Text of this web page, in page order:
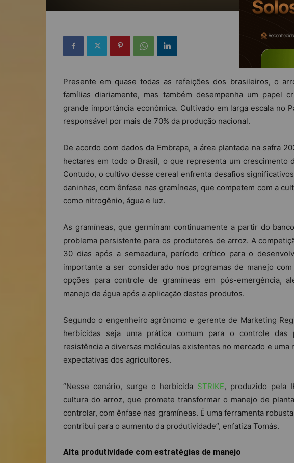
Presente em quase todas as refeições dos brasileiros, o
famílias diariamente, mas também desempenha um papel
grande importância econômica. Cultivado em larga escala no
responsável por mais de 70% da produção nacional.
De acordo com dados da Embrapa, a área plantada na safra
hectares em todo o Brasil, o que representa um crescimento
Contudo, o cultivo desse cereal enfrenta desafios
daninhas, com ênfase nas gramíneas, que competem com a
como nitrogênio, água e luz.
As gramíneas, que germinam continuamente a partir do
problema persistente para os produtores de arroz. A
30 dias após a semeadura, período crítico para o
importante a ser considerado nos programas de manejo
opções para controle de gramíneas em pós-emergência,
manejo de água após a aplicação destes produtos.
Segundo o engenheiro agrônomo e gerente de Marketing
herbicidas seja uma prática comum para o controle das
resistência a diversas moléculas existentes no mercado e uma
expectativas dos agricultores.
“Nesse cenário, surge o herbicida STRIKE, produzido pela
cultura do arroz, que promete transformar o manejo de
controlar, com ênfase nas gramíneas. É uma ferramenta
contribui para o aumento da produtividade”, enfatiza Tomás.
Alta produtividade com estratégias de manejo